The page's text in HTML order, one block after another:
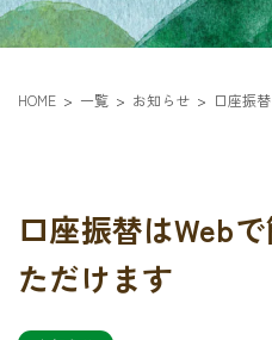
HOME 一覧 お知らせ 口座振
口座振替はWeb
ただけます